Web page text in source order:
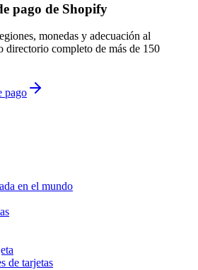
pago de Shopify
monedas y adecuación al
directorio completo de más de 150
pago
en el mundo
de tarjetas